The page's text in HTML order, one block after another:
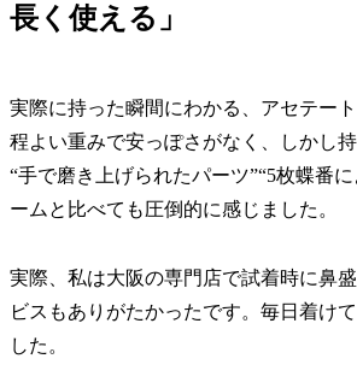
長く使える」
実際に持った瞬間にわかる、アセテー
程よい重みで安っぽさがなく、しかし
“手で磨き上げられたパーツ”“5枚蝶番
ームと比べても圧倒的に感じました。
実際、私は大阪の専門店で試着時に鼻
ビスもありがたかったです。毎日着け
した。